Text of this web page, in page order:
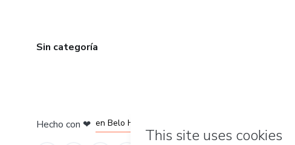
Sin categoría
Hecho con ❤ en Belo Horizonte